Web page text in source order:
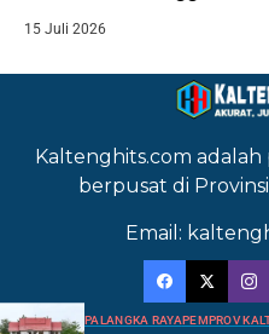
15 Juli 2026
Kaltenghits.com
berpusat di
Email:
PALANGKA RAYAPEMPROV